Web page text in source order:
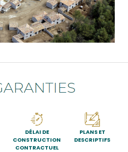
DÉLAI DE
CONSTRUCTION
CONTRACTUEL
PLANS ET
DESCRIPTIFS